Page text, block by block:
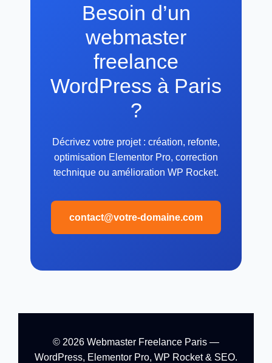
Besoin d’un
webmaster
freelance
WordPress à Paris
?
Décrivez votre projet : création, refonte,
optimisation Elementor Pro, correction
technique ou amélioration WP Rocket.
contact@votre-domaine.com
© 2026 Webmaster Freelance Paris —
WordPress, Elementor Pro, WP Rocket & SEO.